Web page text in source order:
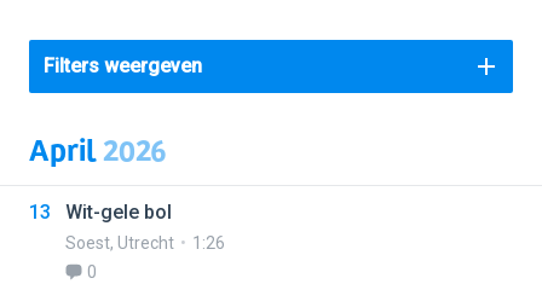
Filters weergeven
April2026
13 Wit-gele bol
Soest, Utrecht
1:26
0